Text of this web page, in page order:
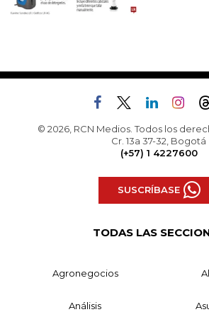
© 2026, RCN Medios. Todos los
Cr. 13a 37-32, Bogotá
(+57) 1 4227600
SUSCRÍBASE
TODAS LAS
Agronegocios
Análisis